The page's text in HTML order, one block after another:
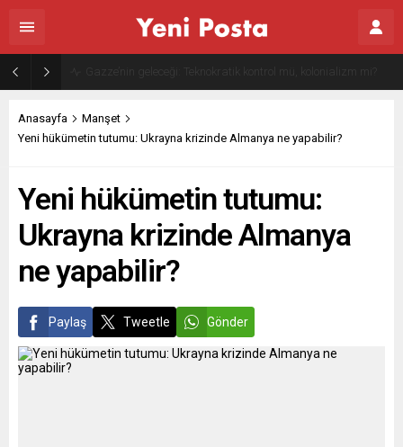
Gazze’nin geleceği: Teknokratik kontrol mü, kolonializm mi?
Anasayfa
Manşet
Yeni hükümetin tutumu: Ukrayna krizinde Almanya ne yapabilir?
Yeni hükümetin tutumu:
Ukrayna krizinde Almanya
ne yapabilir?
Paylaş Tweetle Gönder